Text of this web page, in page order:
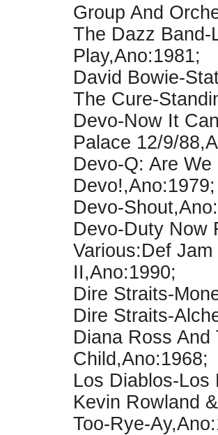
Group And
The Dazz Band-
Play,Ano:1981;
David Bowie-
The Cure-
Devo-Now It
Palace 12/9/
Devo-Q: Are
Devo!,Ano:1979;
Devo-
Devo-Duty Now
Various:Def
II,Ano:1990;
Dire Straits-
Dire Straits-
Diana Ross And
Child,Ano:1968;
Los Diablos-Los
Kevin Rowland
Too-Rye-